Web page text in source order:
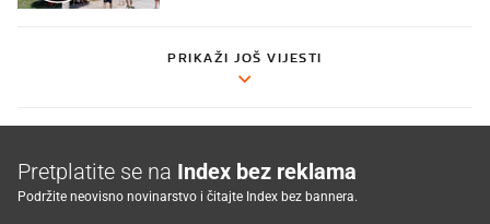
PRIKAŽI JOŠ VIJESTI
Pretplatite se na Index bez reklama
Podržite neovisno novinarstvo i čitajte Index bez bannera.